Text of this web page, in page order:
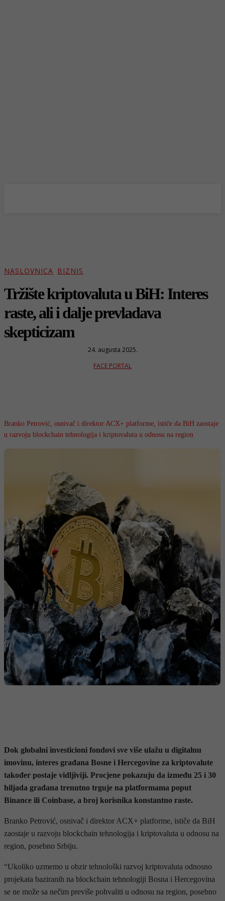
NASLOVNICA BIZNIS
Tržište kriptovaluta u BiH: Interes
raste, ali i dalje prevladava
skepticizam
24. augusta 2025.
FACE PORTAL
Branko Petrović, osnivač i direktor ACX+ platforme, ističe da BiH zaostaje
u razvoju blockchain tehnologija i kriptovaluta u odnosu na region
Dok globalni investicioni fondovi sve više ulažu u digitalnu
imovinu, interes građana Bosne i Hercegovine za kriptovalute
također postaje vidljiviji. Procjene pokazuju da između 25 i 30
hiljada građana trenutno trguje na platformama poput
Binance ili Coinbase, a broj korisnika konstantno raste.
Branko Petrović, osnivač i direktor ACX+ platforme, ističe da BiH
zaostaje u razvoju blockchain tehnologija i kriptovaluta u odnosu na
region, posebno Srbiju.
“Ukoliko uzmemo u obzir tehnološki razvoj kriptovaluta odnosno
projekata baziranih na blockchain tehnologiji Bosna i Hercegovina
se ne može sa nečim previše pohvaliti u odnosu na region, posebno